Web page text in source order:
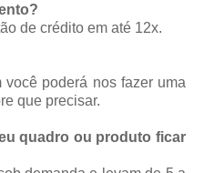
de crédito em até 12x.
poderá nos fazer uma
que precisar.
quadro ou produto ficar